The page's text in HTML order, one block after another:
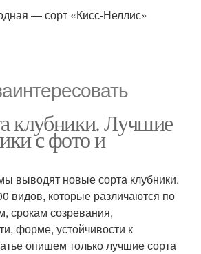
— сорт «Кисс-Неллис»
клубники. Лучшие
с фото и
выводят новые сорта клубники.
видов, которые различаются по
срокам созревания,
форме, устойчивости к
опишем только лучшие сорта